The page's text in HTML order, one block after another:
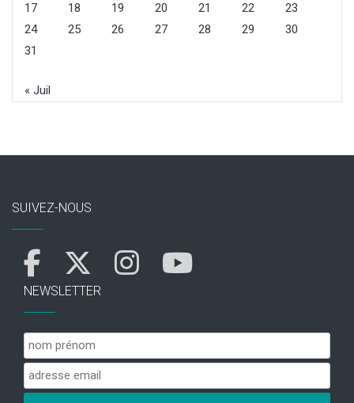
17
18 19 20 21 22
23
24
25 26 27 28 29
30
31
« Juil
SUIVEZ-NOUS
NEWSLETTER